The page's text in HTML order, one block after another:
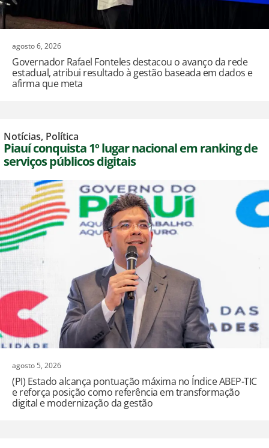
agosto 6, 2026
Governador Rafael Fonteles destacou o avanço da rede
estadual, atribui resultado à gestão baseada em dados e
afirma que meta
Notícias, Política
Piauí conquista 1º lugar nacional em ranking de
serviços públicos digitais
agosto 5, 2026
(PI) Estado alcança pontuação máxima no Índice ABEP-TIC
e reforça posição como referência em transformação
digital e modernização da gestão